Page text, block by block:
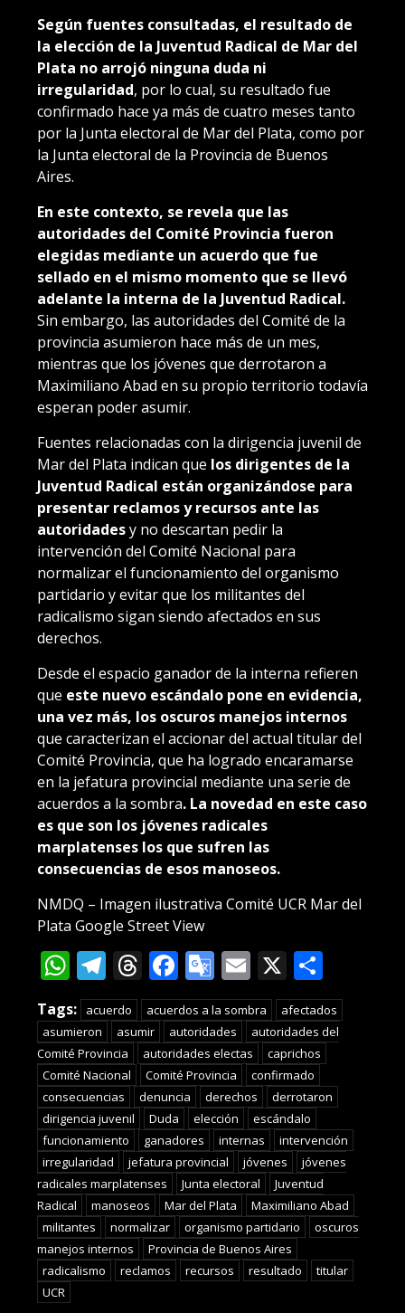
Según fuentes consultadas, el resultado de
la elección de la Juventud Radical de Mar del
Plata no arrojó ninguna duda ni
irregularidad, por lo cual, su resultado fue
confirmado hace ya más de cuatro meses tanto
por la Junta electoral de Mar del Plata, como por
la Junta electoral de la Provincia de Buenos
Aires.
En este contexto, se revela que las
autoridades del Comité Provincia fueron
elegidas mediante un acuerdo que fue
sellado en el mismo momento que se llevó
adelante la interna de la Juventud Radical.
Sin embargo, las autoridades del Comité de la
provincia asumieron hace más de un mes,
mientras que los jóvenes que derrotaron a
Maximiliano Abad en su propio territorio todavía
esperan poder asumir.
Fuentes relacionadas con la dirigencia juvenil de
Mar del Plata indican que los dirigentes de la
Juventud Radical están organizándose para
presentar reclamos y recursos ante las
autoridadesy no descartan pedir la
intervención del Comité Nacional para
normalizar el funcionamiento del organismo
partidario y evitar que los militantes del
radicalismo sigan siendo afectados en sus
derechos.
Desde el espacio ganador de la interna refieren
que este nuevo escándalo pone en evidencia,
una vez más, los oscuros manejos internos
que caracterizan el accionar del actual titular del
Comité Provincia, que ha logrado encaramarse
en la jefatura provincial mediante una serie de
acuerdos a la sombra. La novedad en este caso
es que son los jóvenes radicales
marplatenses los que sufren las
consecuencias de esos manoseos.
NMDQ – Imagen ilustrativa Comité UCR Mar del
Plata Google Street View
WhatsApp
Telegram
Threads
Facebook
Google
Translate
Email
X
Tags: acuerdo acuerdos a la sombra
afectados
asumieron
asumir autoridades
autoridades del
Comité Provincia
autoridades electas
caprichos
Comité Nacional
Comité Provincia
confirmado
consecuencias
denuncia derechos
derrotaron
dirigencia juvenil
Duda elección
escándalo
funcionamiento
ganadores internas
intervención
irregularidad
jefatura provincial jóvenes
jóvenes
radicales marplatenses
Junta electoral
Juventud
Radical
manoseos Mar del Plata
Maximiliano Abad
militantes
normalizar organismo partidario
oscuros
manejos internos
Provincia de Buenos Aires
radicalismo
reclamos recursos resultado
titular
UCR